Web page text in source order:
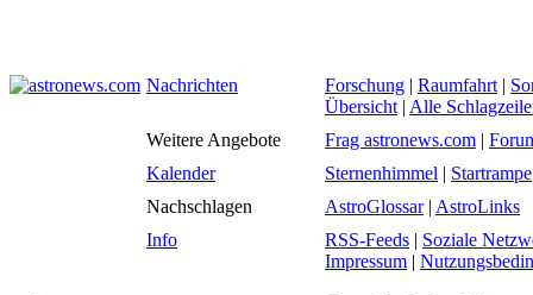
Nachrichten Forschung | Raumfahrt |
Übersicht | Alle
Weitere Angebote
Frag astronews.com |
Kalender
Sternenhimmel | Startrampe
Nachschlagen
AstroGlossar| AstroLinks
Info
RSS-Feeds | Soziale
Impressum |